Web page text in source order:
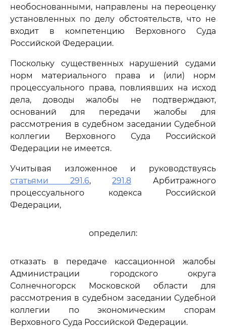
необоснованными, направлены на переоценку
установленных по делу обстоятельств, что не
входит в компетенцию Верховного Суда
Российской Федерации.
Поскольку существенных нарушений судами
норм материального права и (или) норм
процессуального права, повлиявших на исход
дела, доводы жалобы не подтверждают,
оснований для передачи жалобы для
рассмотрения в судебном заседании Судебной
коллегии Верховного Суда Российской
Федерации не имеется.
Учитывая изложенное и руководствуясь
статьями 291.6,291.8 Арбитражного
процессуального кодекса Российской
Федерации,
определил:
отказать в передаче кассационной жалобы
Администрации городского округа
Солнечногорск Московской области для
рассмотрения в судебном заседании Судебной
коллегии по экономическим спорам
Верховного Суда Российской Федерации.